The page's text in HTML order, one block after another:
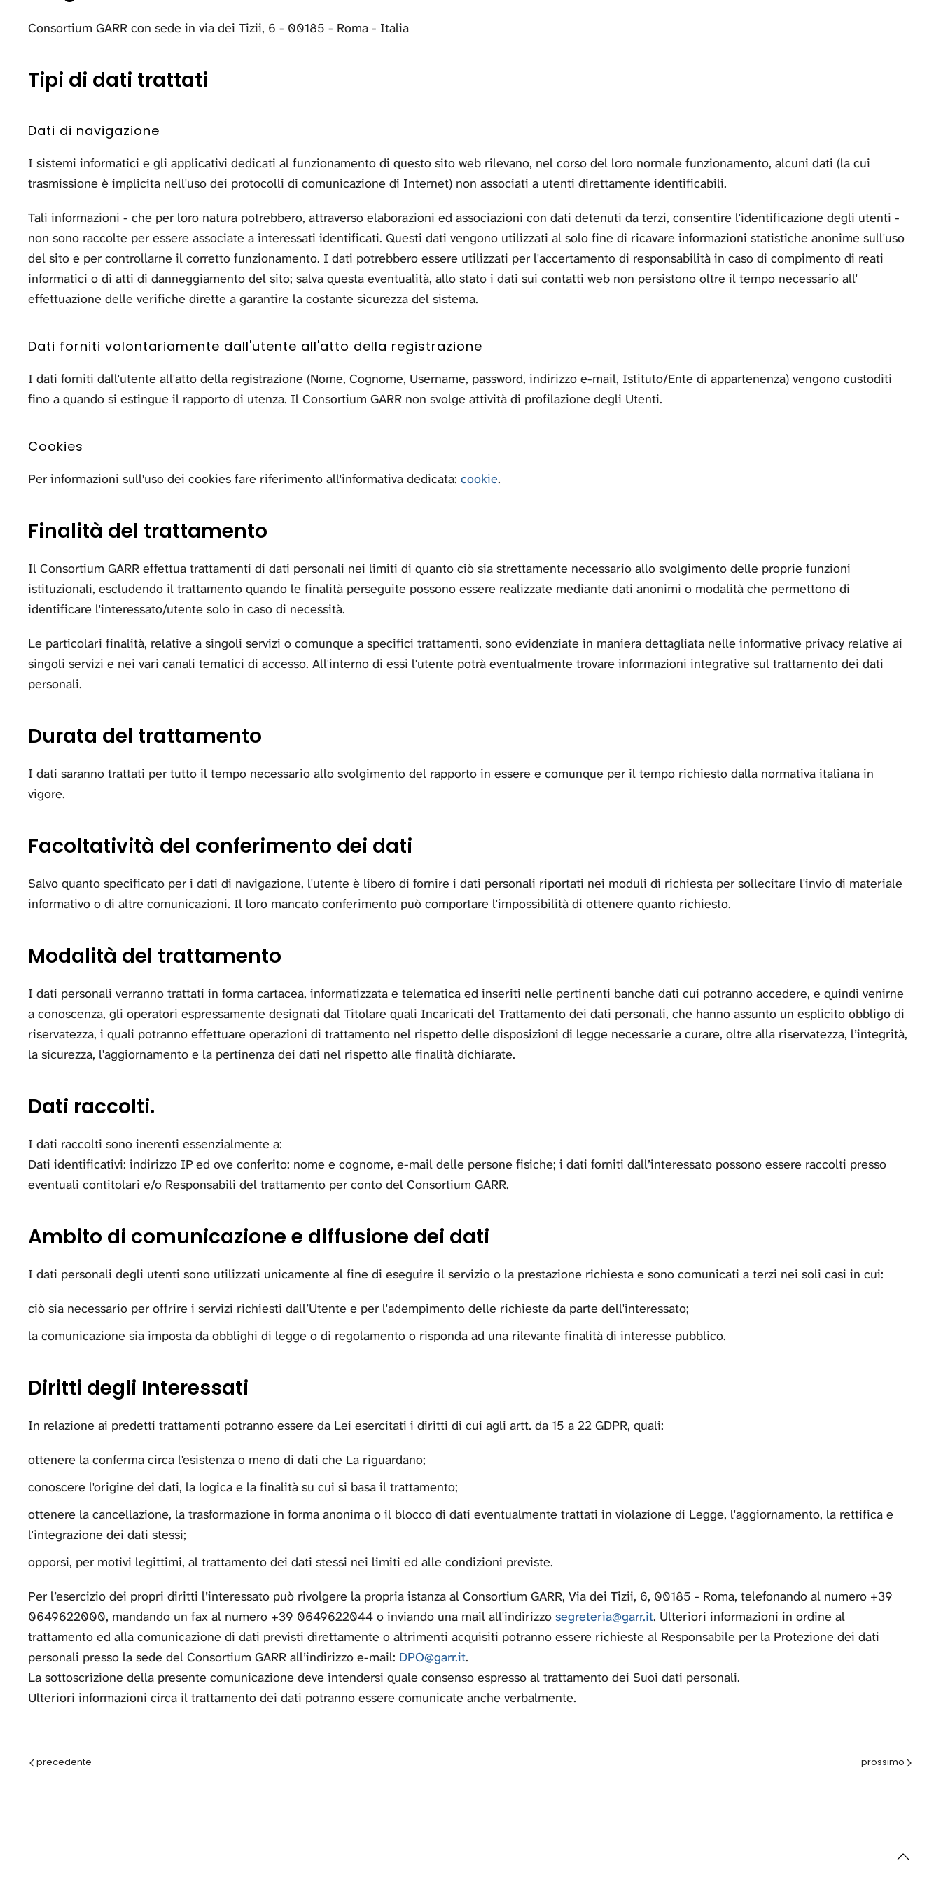
Consortium GARR con sede in via dei Tizii, 6 - 00185 - Roma - Italia
Tipi di dati trattati
Dati di navigazione
I sistemi informatici e gli applicativi dedicati al funzionamento di questo sito web rilevano, nel corso del loro normale funzionamento, alcuni dati (la cui
trasmissione è implicita nell'uso dei protocolli di comunicazione di Internet) non associati a utenti direttamente identificabili.
Tali informazioni - che per loro natura potrebbero, attraverso elaborazioni ed associazioni con dati detenuti da terzi, consentire l'identificazione degli utenti -
non sono raccolte per essere associate a interessati identificati. Questi dati vengono utilizzati al solo fine di ricavare informazioni statistiche anonime sull'uso
del sito e per controllarne il corretto funzionamento. I dati potrebbero essere utilizzati per l'accertamento di responsabilità in caso di compimento di reati
informatici o di atti di danneggiamento del sito; salva questa eventualità, allo stato i dati sui contatti web non persistono oltre il tempo necessario all'
effettuazione delle verifiche dirette a garantire la costante sicurezza del sistema.
Dati forniti volontariamente dall'utente all'atto della registrazione
I dati forniti dall'utente all'atto della registrazione (Nome, Cognome, Username, password, indirizzo e-mail, Istituto/Ente di appartenenza) vengono custoditi
fino a quando si estingue il rapporto di utenza. Il Consortium GARR non svolge attività di profilazione degli Utenti.
Cookies
Per informazioni sull'uso dei cookies fare riferimento all'informativa dedicata: cookie.
Finalità del trattamento
Il Consortium GARR effettua trattamenti di dati personali nei limiti di quanto ciò sia strettamente necessario allo svolgimento delle proprie funzioni
istituzionali, escludendo il trattamento quando le finalità perseguite possono essere realizzate mediante dati anonimi o modalità che permettono di
identificare l'interessato/utente solo in caso di necessità.
Le particolari finalità, relative a singoli servizi o comunque a specifici trattamenti, sono evidenziate in maniera dettagliata nelle informative privacy relative ai
singoli servizi e nei vari canali tematici di accesso. All'interno di essi l'utente potrà eventualmente trovare informazioni integrative sul trattamento dei dati
personali.
Durata del trattamento
I dati saranno trattati per tutto il tempo necessario allo svolgimento del rapporto in essere e comunque per il tempo richiesto dalla normativa italiana in
vigore.
Facoltatività del conferimento dei dati
Salvo quanto specificato per i dati di navigazione, l'utente è libero di fornire i dati personali riportati nei moduli di richiesta per sollecitare l'invio di materiale
informativo o di altre comunicazioni. Il loro mancato conferimento può comportare l'impossibilità di ottenere quanto richiesto.
Modalità del trattamento
I dati personali verranno trattati in forma cartacea, informatizzata e telematica ed inseriti nelle pertinenti banche dati cui potranno accedere, e quindi venirne
a conoscenza, gli operatori espressamente designati dal Titolare quali Incaricati del Trattamento dei dati personali, che hanno assunto un esplicito obbligo di
riservatezza, i quali potranno effettuare operazioni di trattamento nel rispetto delle disposizioni di legge necessarie a curare, oltre alla riservatezza, l’integrità,
la sicurezza, l'aggiornamento e la pertinenza dei dati nel rispetto alle finalità dichiarate.
Dati raccolti.
I dati raccolti sono inerenti essenzialmente a:
Dati identificativi: indirizzo IP ed ove conferito: nome e cognome, e-mail delle persone fisiche; i dati forniti dall’interessato possono essere raccolti presso
eventuali contitolari e/o Responsabili del trattamento per conto del Consortium GARR.
Ambito di comunicazione e diffusione dei dati
I dati personali degli utenti sono utilizzati unicamente al fine di eseguire il servizio o la prestazione richiesta e sono comunicati a terzi nei soli casi in cui:
ciò sia necessario per offrire i servizi richiesti dall’Utente e per l'adempimento delle richieste da parte dell'interessato;
la comunicazione sia imposta da obblighi di legge o di regolamento o risponda ad una rilevante finalità di interesse pubblico.
Diritti degli Interessati
In relazione ai predetti trattamenti potranno essere da Lei esercitati i diritti di cui agli artt. da 15 a 22 GDPR, quali:
ottenere la conferma circa l'esistenza o meno di dati che La riguardano;
conoscere l'origine dei dati, la logica e la finalità su cui si basa il trattamento;
ottenere la cancellazione, la trasformazione in forma anonima o il blocco di dati eventualmente trattati in violazione di Legge, l'aggiornamento, la rettifica e
l'integrazione dei dati stessi;
opporsi, per motivi legittimi, al trattamento dei dati stessi nei limiti ed alle condizioni previste.
Per l’esercizio dei propri diritti l’interessato può rivolgere la propria istanza al Consortium GARR, Via dei Tizii, 6, 00185 - Roma, telefonando al numero +39
0649622000, mandando un fax al numero +39 0649622044 o inviando una mail all'indirizzo segreteria@garr.it. Ulteriori informazioni in ordine al
trattamento ed alla comunicazione di dati previsti direttamente o altrimenti acquisiti potranno essere richieste al Responsabile per la Protezione dei dati
personali presso la sede del Consortium GARR all’indirizzo e-mail: DPO@garr.it.
La sottoscrizione della presente comunicazione deve intendersi quale consenso espresso al trattamento dei Suoi dati personali.
Ulteriori informazioni circa il trattamento dei dati potranno essere comunicate anche verbalmente.